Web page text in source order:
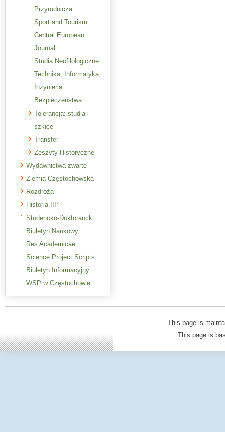
Przyrodnicza
Sport and Tourism.
Central European
Journal
Studia Neofilologiczne
Technika, Informatyka,
Inżynieria
Bezpieczeństwa
Tolerancja: studia i
szkice
Transfer
Zeszyty Historyczne
Wydawnictwa zwarte
Ziemia Częstochowska
Rozdroża
Historia III°
Studencko-Doktorancki
Biuletyn Naukowy
Res Academicae
Science Project Scripts
Biuletyn Informacyjny
WSP w Częstochowie
This page is
This page is